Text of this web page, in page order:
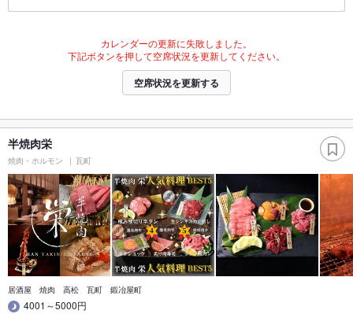
カレンダーの更新に失敗しました。
下記ボタンを押して空席状況を更新してください。
空席状況を更新する
半焼肉栄
焼肉・ホルモン 瓦町
居酒屋 焼肉 高松 瓦町 鍛冶屋町
4001～5000円